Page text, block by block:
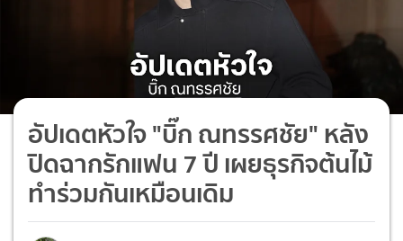
อัปเดตหัวใจ "บิ๊ก ณทรรศชัย" หลัง
ปิดฉากรักแฟน 7 ปี เผยธุรกิจต้นไม้
ทำร่วมกันเหมือนเดิม